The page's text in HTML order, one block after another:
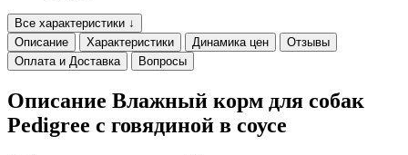
Все характеристики ↓
Описание
Характеристики Динамика цен
Отзывы
Оплата и Доставка
Вопросы
Описание Влажный корм для собак
Pedigree с говядиной в соусе